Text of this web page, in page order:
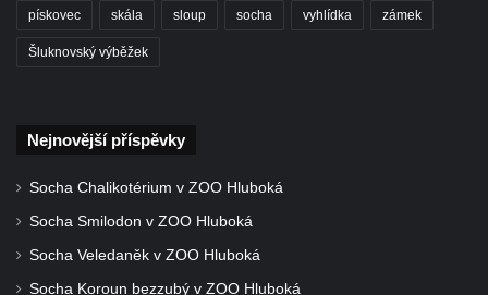
pískovec skála sloup socha vyhlídka zámek
Šluknovský výběžek
Nejnovější příspěvky
Socha Chalikotérium v ZOO Hluboká
Socha Smilodon v ZOO Hluboká
Socha Veledaněk v ZOO Hluboká
Socha Koroun bezzubý v ZOO Hluboká